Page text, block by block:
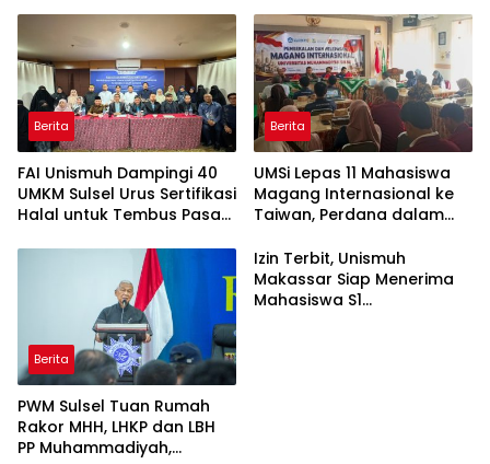
Berita
FAI Unismuh Dampingi 40
UMKM Sulsel Urus Sertifikasi
Halal untuk Tembus Pasar
Berita
UMSi Lepas 11 Mahasiswa
Magang Internasional ke
Taiwan, Perdana dalam
Berita
PWM Sulsel Tuan Rumah
Rakor MHH, LHKP dan LBH
PP Muhammadiyah,
Izin Terbit, Unismuh
Makassar Siap Menerima
Mahasiswa S1